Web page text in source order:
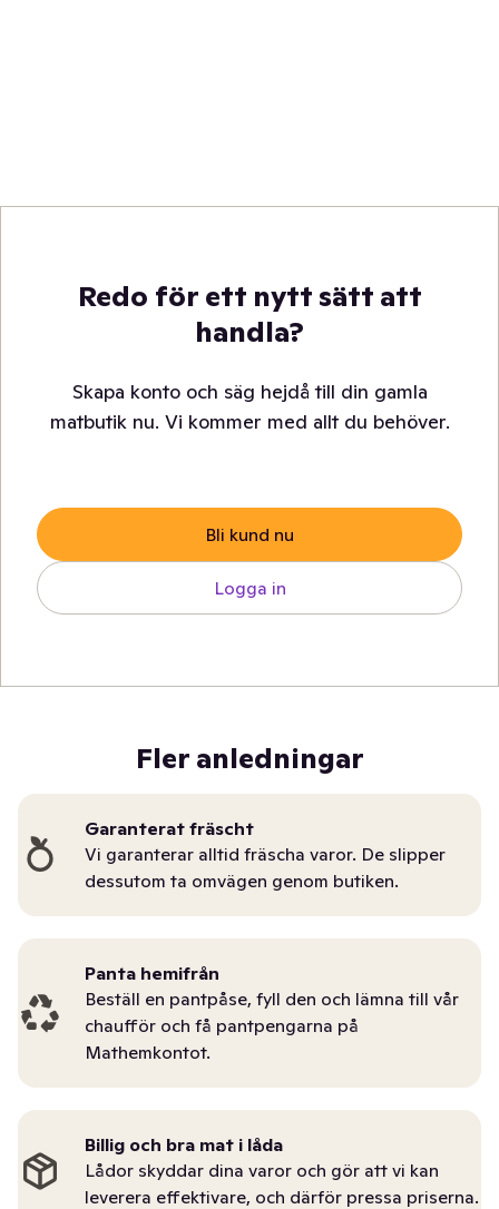
Redo för ett nytt sätt att
handla?
Skapa konto och säg hejdå till din gamla
matbutik nu. Vi kommer med allt du behöver.
Bli kund nu
Logga in
Fler anledningar
Garanterat fräscht
Vi garanterar alltid fräscha varor. De slipper
dessutom ta omvägen genom butiken.
Panta hemifrån
Beställ en pantpåse, fyll den och lämna till vår
chaufför och få pantpengarna på
Mathemkontot.
Billig och bra mat i låda
Lådor skyddar dina varor och gör att vi kan
leverera effektivare, och därför pressa priserna.